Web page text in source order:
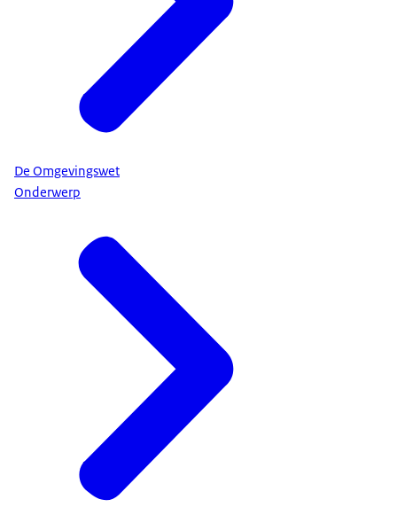
De Omgevingswet
Onderwerp